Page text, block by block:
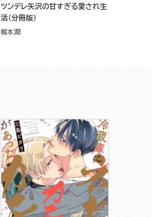
ツンデレ矢沢の甘すぎる愛され生
活（分冊版）
梶本潤